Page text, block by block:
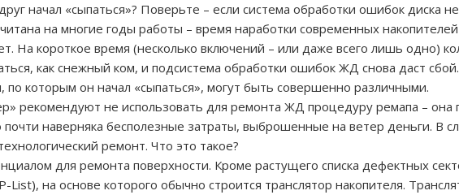
начал «сыпаться»? Поверьте – если система обработки ошибок диска
на многие годы работы – время наработки современных
На короткое время (несколько включений – или даже всего лишь одно)
как снежный ком, и подсистема обработки ошибок ЖД снова даст
по которым он начал «сыпаться», могут быть совершенно различными.
рекомендуют не использовать для ремонта ЖД процедуру ремапа – она
наверняка бесполезные затраты, выброшенные на ветер деньги. В
ремонт. Что это такое?
для ремонта поверхности. Кроме растущего списка дефектных
List), на основе которого обычно строится транслятор накопителя.